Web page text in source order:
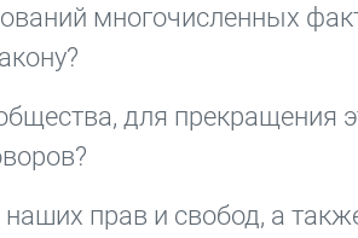
многочисленных
для прекращения
прав и свобод, а